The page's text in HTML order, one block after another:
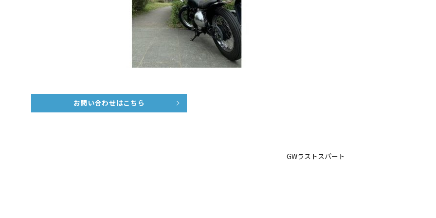
お問い合わせはこちら
GWラストスパート